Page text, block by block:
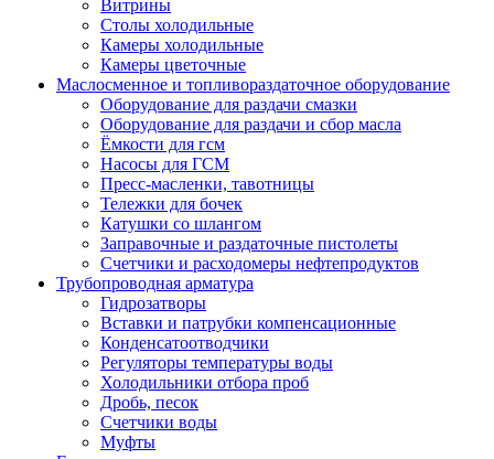
Витрины
Столы холодильные
Камеры холодильные
Камеры цветочные
Маслосменное и топливораздаточное оборудование
Оборудование для раздачи смазки
Оборудование для раздачи и сбор масла
Ёмкости для гсм
Насосы для ГСМ
Пресс-масленки, тавотницы
Тележки для бочек
Катушки со шлангом
Заправочные и раздаточные пистолеты
Счетчики и расходомеры нефтепродуктов
Трубопроводная арматура
Гидрозатворы
Вставки и патрубки компенсационные
Конденсатоотводчики
Регуляторы температуры воды
Холодильники отбора проб
Дробь, песок
Счетчики воды
Муфты